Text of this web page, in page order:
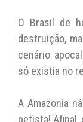
O Brasil de
destruição,
cenário
só existia no
A Amazonia